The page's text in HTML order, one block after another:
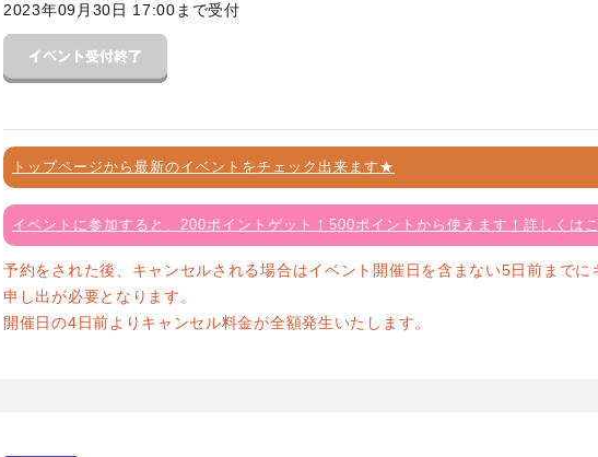
2023年09月30日 17:00まで受付
トップページから最新のイベントをチェック出来ます★
イベントに参加すると、200ポイントゲット！500ポイントから使えます！詳しくは
予約をされた後、キャンセルされる場合はイベント開催日を含まない5日前までに
申し出が必要となります。
開催日の4日前よりキャンセル料金が全額発生いたします。